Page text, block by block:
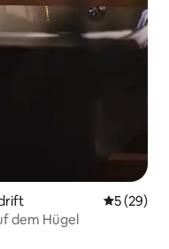
5 (29)
dem Hügel